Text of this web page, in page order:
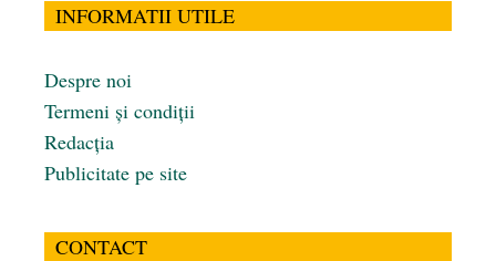
INFORMATII UTILE
Despre noi
Termeni și condiții
Redacția
Publicitate pe site
CONTACT